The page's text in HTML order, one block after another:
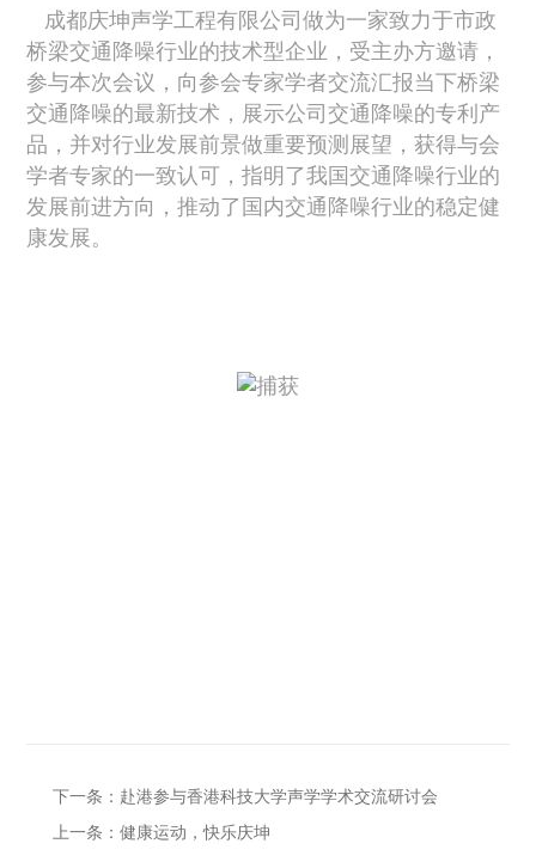
成都庆坤声学工程有限公司做为一家致力于市政
桥梁交通降噪行业的技术型企业，受主办方邀请，
参与本次会议，向参会专家学者交流汇报当下桥梁
交通降噪的最新技术，展示公司交通降噪的专利产
品，并对行业发展前景做重要预测展望，获得与会
学者专家的一致认可，指明了我国交通降噪行业的
发展前进方向，推动了国内交通降噪行业的稳定健
康发展。
下一条：赴港参与香港科技大学声学学术交流研讨会
上一条：健康运动，快乐庆坤